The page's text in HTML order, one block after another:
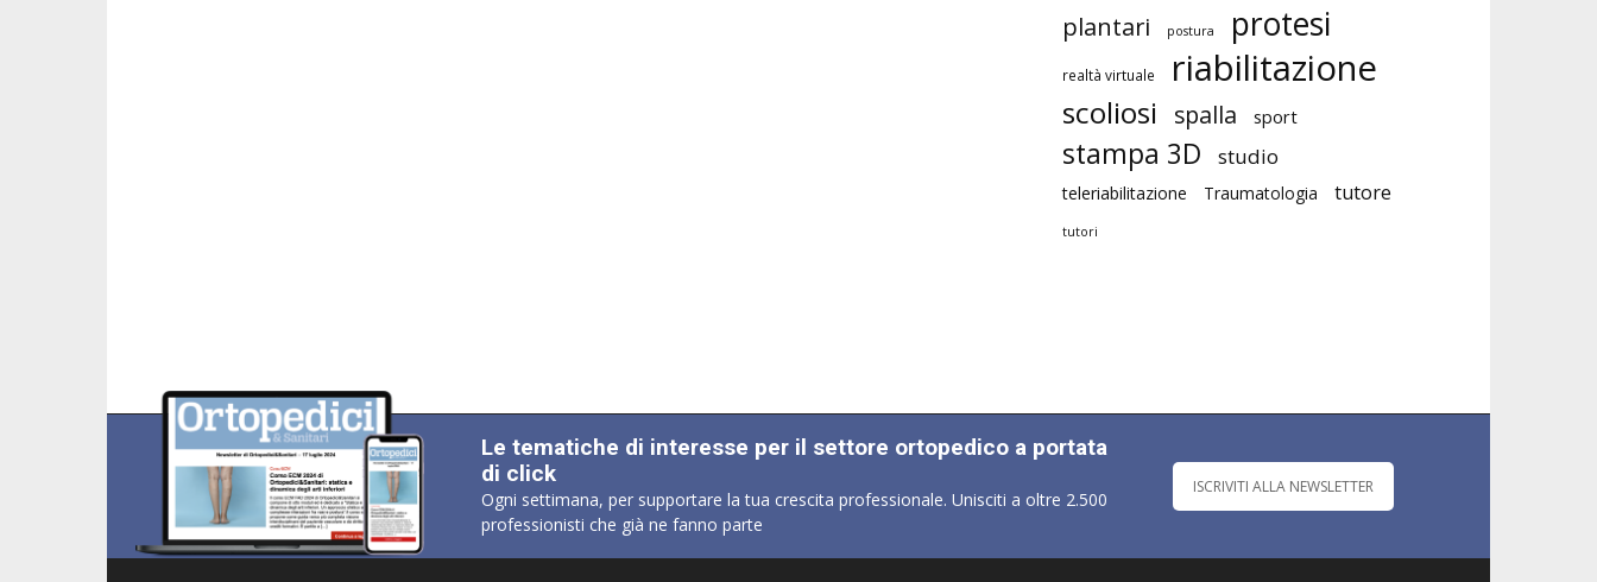
plantari postura protesi
realtà virtuale riabilitazione
scoliosi spalla sport
stampa 3D studio
teleriabilitazione Traumatologia tutore
tutori
Le tematiche di interesse per il settore ortopedico a portata
di click
Ogni settimana, per supportare la tua crescita professionale. Unisciti a oltre 2.500
professionisti che già ne fanno parte
ISCRIVITI ALLA NEWSLETTER